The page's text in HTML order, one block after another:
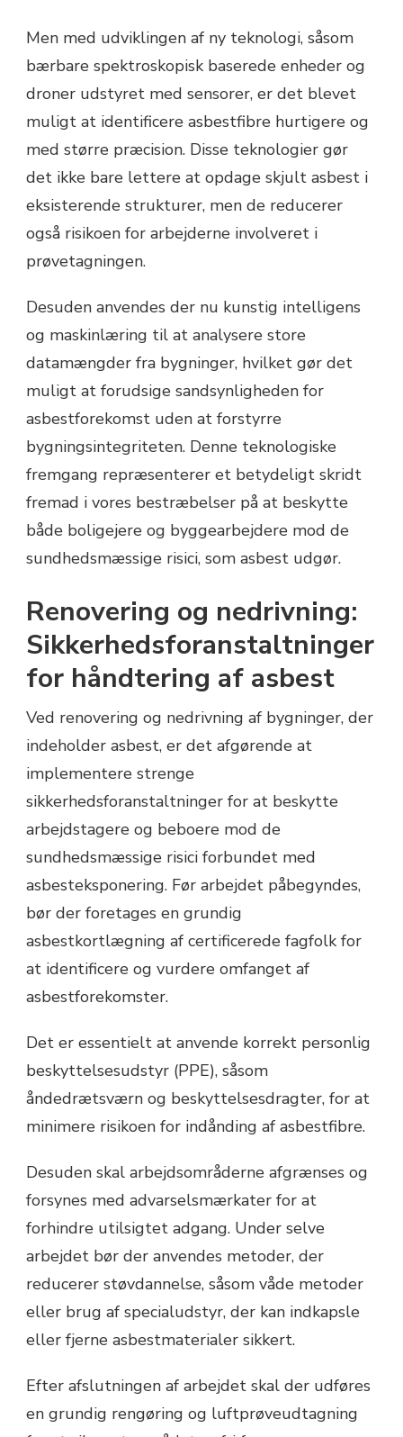
Men med udviklingen af ny teknologi, såsom
bærbare spektroskopisk baserede enheder og
droner udstyret med sensorer, er det blevet
muligt at identificere asbestfibre hurtigere og
med større præcision. Disse teknologier gør
det ikke bare lettere at opdage skjult asbest i
eksisterende strukturer, men de reducerer
også risikoen for arbejderne involveret i
prøvetagningen.
Desuden anvendes der nu kunstig intelligens
og maskinlæring til at analysere store
datamængder fra bygninger, hvilket gør det
muligt at forudsige sandsynligheden for
asbestforekomst uden at forstyrre
bygningsintegriteten. Denne teknologiske
fremgang repræsenterer et betydeligt skridt
fremad i vores bestræbelser på at beskytte
både boligejere og byggearbejdere mod de
sundhedsmæssige risici, som asbest udgør.
Renovering og nedrivning:
Sikkerhedsforanstaltninger
for håndtering af asbest
Ved renovering og nedrivning af bygninger, der
indeholder asbest, er det afgørende at
implementere strenge
sikkerhedsforanstaltninger for at beskytte
arbejdstagere og beboere mod de
sundhedsmæssige risici forbundet med
asbesteksponering. Før arbejdet påbegyndes,
bør der foretages en grundig
asbestkortlægning af certificerede fagfolk for
at identificere og vurdere omfanget af
asbestforekomster.
Det er essentielt at anvende korrekt personlig
beskyttelsesudstyr (PPE), såsom
åndedrætsværn og beskyttelsesdragter, for at
minimere risikoen for indånding af asbestfibre.
Desuden skal arbejdsområderne afgrænses og
forsynes med advarselsmærkater for at
forhindre utilsigtet adgang. Under selve
arbejdet bør der anvendes metoder, der
reducerer støvdannelse, såsom våde metoder
eller brug af specialudstyr, der kan indkapsle
eller fjerne asbestmaterialer sikkert.
Efter afslutningen af arbejdet skal der udføres
en grundig rengøring og luftprøveudtagning